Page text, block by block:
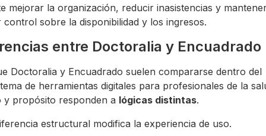
mejorar la organización, reducir inasistencias y
control sobre la disponibilidad y los ingresos.
entre Doctoralia y Encuadrado
Doctoralia y Encuadrado suelen compararse dentro del
de herramientas digitales para profesionales de la
y propósito responden a lógicas distintas.
estructural modifica la experiencia de uso.